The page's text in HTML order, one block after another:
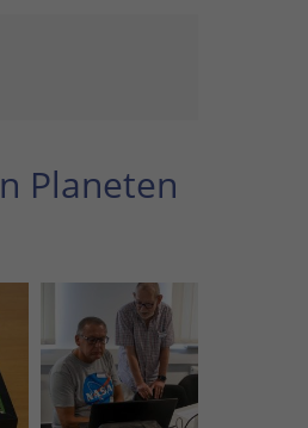
Planeten